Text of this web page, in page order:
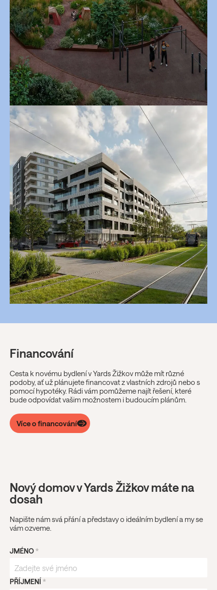
Financování
Cesta k novému bydlení v Yards Žižkov může mít různé
podoby, ať už plánujete financovat z vlastních zdrojů nebo s
pomocí hypotéky. Rádi vám pomůžeme najít řešení, které
bude odpovídat vašim možnostem i budoucím plánům.
Více o financování
Nový domov v Yards Žižkov máte na
dosah
Napište nám svá přání a představy o ideálním bydlení a my se
vám ozveme.
JMÉNO *
PŘÍJMENÍ *